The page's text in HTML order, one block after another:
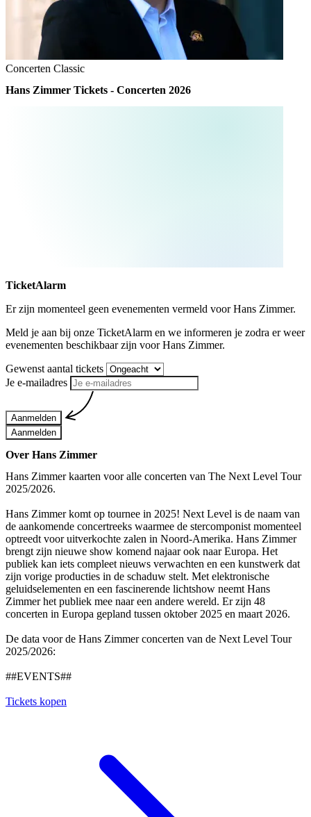
Concerten Classic
Hans Zimmer Tickets - Concerten 2026
TicketAlarm
Er zijn momenteel geen evenementen vermeld voorHans Zimmer.
Meld je aan bij onze TicketAlarm en we informeren je zodra er weer
evenementen beschikbaar zijn voorHans Zimmer.
Gewenst aantal tickets
Je e-mailadres
Aanmelden
Aanmelden
Over Hans Zimmer
Hans Zimmer kaarten voor alle concerten van The Next Level Tour
2025/2026.
Hans Zimmer komt op tournee in 2025! Next Level is de naam van
de aankomende concertreeks waarmee de stercomponist momenteel
optreedt voor uitverkochte zalen in Noord-Amerika. Hans Zimmer
brengt zijn nieuwe show komend najaar ook naar Europa. Het
publiek kan iets compleet nieuws verwachten en een kunstwerk dat
zijn vorige producties in de schaduw stelt. Met elektronische
geluidselementen en een fascinerende lichtshow neemt Hans
Zimmer het publiek mee naar een andere wereld. Er zijn 48
concerten in Europa gepland tussen oktober 2025 en maart 2026.
De data voor de Hans Zimmer concerten van de Next Level Tour
2025/2026:
##EVENTS##
Tickets kopen